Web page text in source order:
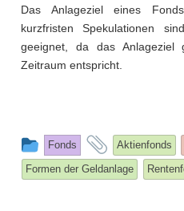
Das Anlageziel eines
kurzfristen Spekulationen
geeignet, da das Anlageziel
Zeitraum entspricht.
This
entry
was
Fonds
and
tagged
Aktienfonds
Formen der Geldanlage